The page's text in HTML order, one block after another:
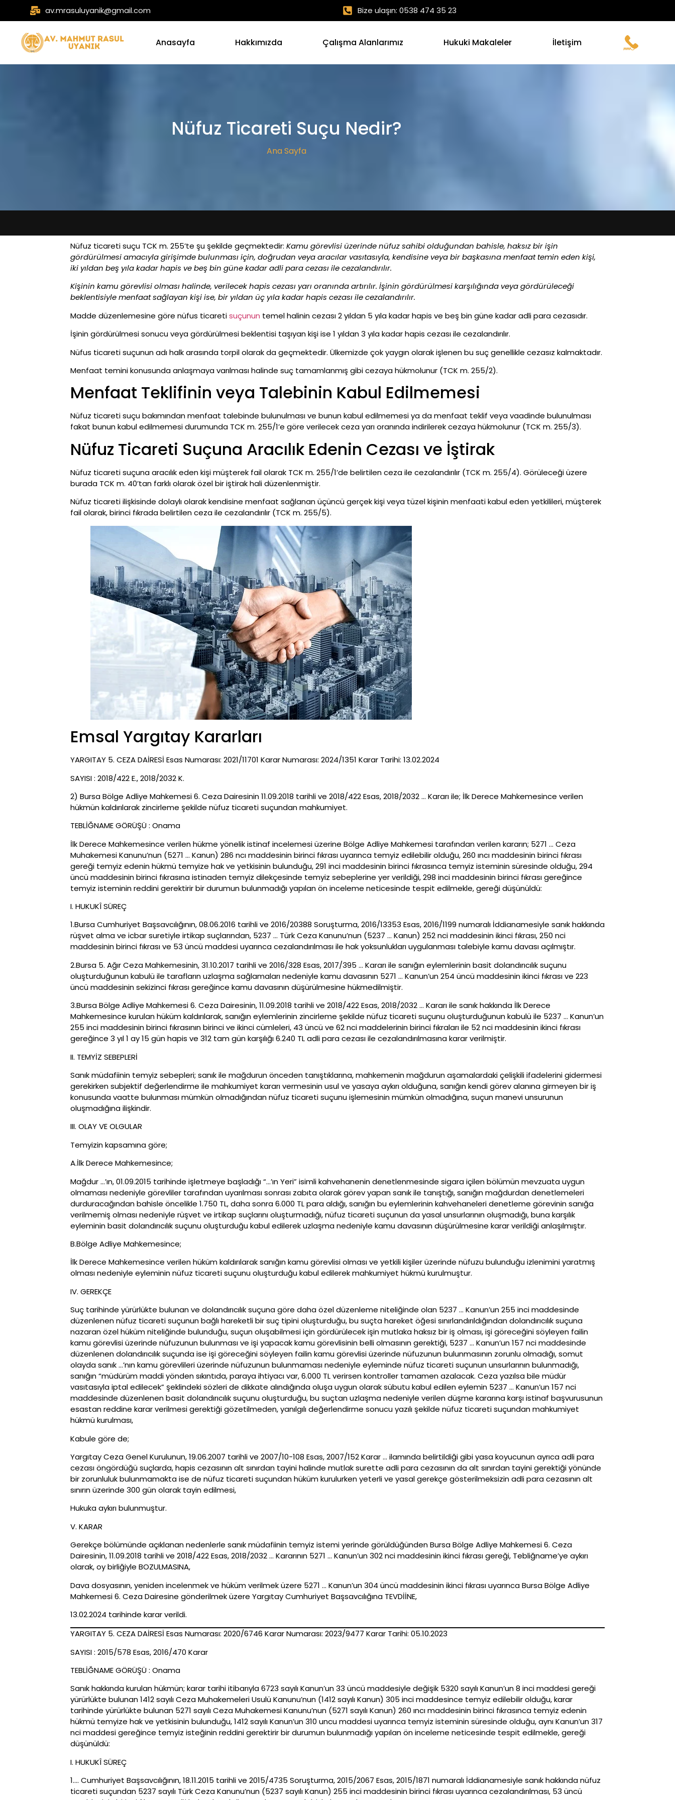
av.mrasuluyanik@gmail.com Bize ulaşın: 0538 474 35 23
Anasayfa Hakkımızda Çalışma Alanlarımız Hukuki Makaleler İletişim
Nüfuz Ticareti Suçu Nedir?
Ana Sayfa
Nüfuz ticareti suçu TCK m. 255’te şu şekilde geçmektedir: Kamu görevlisi üzerinde nüfuz sahibi olduğundan bahisle, haksız bir işin
gördürülmesi amacıyla girişimde bulunması için, doğrudan veya aracılar vasıtasıyla, kendisine veya bir başkasına menfaat temin eden kişi,
iki yıldan beş yıla kadar hapis ve beş bin güne kadar adli para cezası ile cezalandırılır.
Kişinin kamu görevlisi olması halinde, verilecek hapis cezası yarı oranında artırılır. İşinin gördürülmesi karşılığında veya gördürüleceği
beklentisiyle menfaat sağlayan kişi ise, bir yıldan üç yıla kadar hapis cezası ile cezalandırılır.
Madde düzenlemesine göre nüfus ticaretisuçunun temel halinin cezası 2 yıldan 5 yıla kadar hapis ve beş bin güne kadar adli para cezasıdır.
İşinin gördürülmesi sonucu veya gördürülmesi beklentisi taşıyan kişi ise 1 yıldan 3 yıla kadar hapis cezası ile cezalandırılır.
Nüfus ticareti suçunun adı halk arasında torpil olarak da geçmektedir. Ülkemizde çok yaygın olarak işlenen bu suç genellikle cezasız kalmaktadır.
Menfaat temini konusunda anlaşmaya varılması halinde suç tamamlanmış gibi cezaya hükmolunur (TCK m. 255/2).
Menfaat Teklifinin veya Talebinin Kabul Edilmemesi
Nüfuz ticareti suçu bakımından menfaat talebinde bulunulması ve bunun kabul edilmemesi ya da menfaat teklif veya vaadinde bulunulması
fakat bunun kabul edilmemesi durumunda TCK m. 255/1’e göre verilecek ceza yarı oranında indirilerek cezaya hükmolunur (TCK m. 255/3).
Nüfuz Ticareti Suçuna Aracılık Edenin Cezası ve İştirak
Nüfuz ticareti suçuna aracılık eden kişi müşterek fail olarak TCK m. 255/1’de belirtilen ceza ile cezalandırılır (TCK m. 255/4). Görüleceği üzere
burada TCK m. 40’tan farklı olarak özel bir iştirak hali düzenlenmiştir.
Nüfuz ticareti ilişkisinde dolaylı olarak kendisine menfaat sağlanan üçüncü gerçek kişi veya tüzel kişinin menfaati kabul eden yetkilileri, müşterek
fail olarak, birinci fıkrada belirtilen ceza ile cezalandırılır (TCK m. 255/5).
Emsal Yargıtay Kararları
YARGITAY 5. CEZA DAİRESİ Esas Numarası: 2021/11701 Karar Numarası: 2024/1351 Karar Tarihi: 13.02.2024
SAYISI : 2018/422 E., 2018/2032 K.
2) Bursa Bölge Adliye Mahkemesi 6. Ceza Dairesinin 11.09.2018 tarihli ve 2018/422 Esas, 2018/2032 … Kararı ile; İlk Derece Mahkemesince verilen
hükmün kaldırılarak zincirleme şekilde nüfuz ticareti suçundan mahkumiyet.
TEBLİĞNAME GÖRÜŞÜ : Onama
İlk Derece Mahkemesince verilen hükme yönelik istinaf incelemesi üzerine Bölge Adliye Mahkemesi tarafından verilen kararın; 5271 … Ceza
Muhakemesi Kanunu’nun (5271 … Kanun) 286 ncı maddesinin birinci fıkrası uyarınca temyiz edilebilir olduğu, 260 ıncı maddesinin birinci fıkrası
gereği temyiz edenin hükmü temyize hak ve yetkisinin bulunduğu, 291 inci maddesinin birinci fıkrasınca temyiz isteminin süresinde olduğu, 294
üncü maddesinin birinci fıkrasına istinaden temyiz dilekçesinde temyiz sebeplerine yer verildiği, 298 inci maddesinin birinci fıkrası gereğince
temyiz isteminin reddini gerektirir bir durumun bulunmadığı yapılan ön inceleme neticesinde tespit edilmekle, gereği düşünüldü:
I. HUKUKÎ SÜREÇ
1.Bursa Cumhuriyet Başsavcılığının, 08.06.2016 tarihli ve 2016/20388 Soruşturma, 2016/13353 Esas, 2016/1199 numaralı İddianamesiyle sanık hakkında
rüşvet alma ve icbar suretiyle irtikap suçlarından, 5237 … Türk Ceza Kanunu’nun (5237 … Kanun) 252 nci maddesinin ikinci fıkrası, 250 nci
maddesinin birinci fıkrası ve 53 üncü maddesi uyarınca cezalandırılması ile hak yoksunlukları uygulanması talebiyle kamu davası açılmıştır.
2.Bursa 5. Ağır Ceza Mahkemesinin, 31.10.2017 tarihli ve 2016/328 Esas, 2017/395 … Kararı ile sanığın eylemlerinin basit dolandırıcılık suçunu
oluşturduğunun kabulü ile tarafların uzlaşma sağlamaları nedeniyle kamu davasının 5271 … Kanun’un 254 üncü maddesinin ikinci fıkrası ve 223
üncü maddesinin sekizinci fıkrası gereğince kamu davasının düşürülmesine hükmedilmiştir.
3.Bursa Bölge Adliye Mahkemesi 6. Ceza Dairesinin, 11.09.2018 tarihli ve 2018/422 Esas, 2018/2032 … Kararı ile sanık hakkında İlk Derece
Mahkemesince kurulan hüküm kaldırılarak, sanığın eylemlerinin zincirleme şekilde nüfuz ticareti suçunu oluşturduğunun kabulü ile 5237 … Kanun’un
255 inci maddesinin birinci fıkrasının birinci ve ikinci cümleleri, 43 üncü ve 62 nci maddelerinin birinci fıkraları ile 52 nci maddesinin ikinci fıkrası
gereğince 3 yıl 1 ay 15 gün hapis ve 312 tam gün karşılığı 6.240 TL adli para cezası ile cezalandırılmasına karar verilmiştir.
II. TEMYİZ SEBEPLERİ
Sanık müdafiinin temyiz sebepleri; sanık ile mağdurun önceden tanıştıklarına, mahkemenin mağdurun aşamalardaki çelişkili ifadelerini gidermesi
gerekirken subjektif değerlendirme ile mahkumiyet kararı vermesinin usul ve yasaya aykırı olduğuna, sanığın kendi görev alanına girmeyen bir iş
konusunda vaatte bulunması mümkün olmadığından nüfuz ticareti suçunu işlemesinin mümkün olmadığına, suçun manevi unsurunun
oluşmadığına ilişkindir.
III. OLAY VE OLGULAR
Temyizin kapsamına göre;
A.İlk Derece Mahkemesince;
Mağdur …’ın, 01.09.2015 tarihinde işletmeye başladığı “…’ın Yeri” isimli kahvehanenin denetlenmesinde sigara içilen bölümün mevzuata uygun
olmaması nedeniyle görevliler tarafından uyarılması sonrası zabıta olarak görev yapan sanık ile tanıştığı, sanığın mağdurdan denetlemeleri
durduracağından bahisle öncelikle 1.750 TL, daha sonra 6.000 TL para aldığı, sanığın bu eylemlerinin kahvehaneleri denetleme görevinin sanığa
verilmemiş olması nedeniyle rüşvet ve irtikap suçlarını oluşturmadığı, nüfuz ticareti suçunun da yasal unsurlarının oluşmadığı, buna karşılık
eyleminin basit dolandırıcılık suçunu oluşturduğu kabul edilerek uzlaşma nedeniyle kamu davasının düşürülmesine karar verildiği anlaşılmıştır.
B.Bölge Adliye Mahkemesince;
İlk Derece Mahkemesince verilen hüküm kaldırılarak sanığın kamu görevlisi olması ve yetkili kişiler üzerinde nüfuzu bulunduğu izlenimini yaratmış
olması nedeniyle eyleminin nüfuz ticareti suçunu oluşturduğu kabul edilerek mahkumiyet hükmü kurulmuştur.
IV. GEREKÇE
Suç tarihinde yürürlükte bulunan ve dolandırıcılık suçuna göre daha özel düzenleme niteliğinde olan 5237 … Kanun’un 255 inci maddesinde
düzenlenen nüfuz ticareti suçunun bağlı hareketli bir suç tipini oluşturduğu, bu suçta hareket öğesi sınırlandırıldığından dolandırıcılık suçuna
nazaran özel hüküm niteliğinde bulunduğu, suçun oluşabilmesi için gördürülecek işin mutlaka haksız bir iş olması, işi göreceğini söyleyen failin
kamu görevlisi üzerinde nüfuzunun bulunması ve işi yapacak kamu görevlisinin belli olmasının gerektiği, 5237 … Kanun’un 157 nci maddesinde
düzenlenen dolandırıcılık suçunda ise işi göreceğini söyleyen failin kamu görevlisi üzerinde nüfuzunun bulunmasının zorunlu olmadığı, somut
olayda sanık …’nın kamu görevlileri üzerinde nüfuzunun bulunmaması nedeniyle eyleminde nüfuz ticareti suçunun unsurlarının bulunmadığı,
sanığın “müdürüm maddi yönden sıkıntıda, paraya ihtiyacı var, 6.000 TL verirsen kontroller tamamen azalacak. Ceza yazılsa bile müdür
vasıtasıyla iptal edilecek” şeklindeki sözleri de dikkate alındığında oluşa uygun olarak sübutu kabul edilen eylemin 5237 … Kanun’un 157 nci
maddesinde düzenlenen basit dolandırıcılık suçunu oluşturduğu, bu suçtan uzlaşma nedeniyle verilen düşme kararına karşı istinaf başvurusunun
esastan reddine karar verilmesi gerektiği gözetilmeden, yanılgılı değerlendirme sonucu yazılı şekilde nüfuz ticareti suçundan mahkumiyet
hükmü kurulması,
Kabule göre de;
Yargıtay Ceza Genel Kurulunun, 19.06.2007 tarihli ve 2007/10-108 Esas, 2007/152 Karar … ilamında belirtildiği gibi yasa koyucunun ayrıca adli para
cezası öngördüğü suçlarda, hapis cezasının alt sınırdan tayini halinde mutlak surette adli para cezasının da alt sınırdan tayini gerektiği yönünde
bir zorunluluk bulunmamakta ise de nüfuz ticareti suçundan hüküm kurulurken yeterli ve yasal gerekçe gösterilmeksizin adli para cezasının alt
sınırın üzerinde 300 gün olarak tayin edilmesi,
Hukuka aykırı bulunmuştur.
V. KARAR
Gerekçe bölümünde açıklanan nedenlerle sanık müdafiinin temyiz istemi yerinde görüldüğünden Bursa Bölge Adliye Mahkemesi 6. Ceza
Dairesinin, 11.09.2018 tarihli ve 2018/422 Esas, 2018/2032 … Kararının 5271 … Kanun’un 302 nci maddesinin ikinci fıkrası gereği, Tebliğname’ye aykırı
olarak, oy birliğiyle BOZULMASINA,
Dava dosyasının, yeniden incelenmek ve hüküm verilmek üzere 5271 … Kanun’un 304 üncü maddesinin ikinci fıkrası uyarınca Bursa Bölge Adliye
Mahkemesi 6. Ceza Dairesine gönderilmek üzere Yargıtay Cumhuriyet Başsavcılığına TEVDİİNE,
13.02.2024 tarihinde karar verildi.
YARGITAY 5. CEZA DAİRESİ Esas Numarası: 2020/6746 Karar Numarası: 2023/9477 Karar Tarihi: 05.10.2023
SAYISI : 2015/578 Esas, 2016/470 Karar
TEBLİĞNAME GÖRÜŞÜ : Onama
Sanık hakkında kurulan hükmün; karar tarihi itibarıyla 6723 sayılı Kanun’un 33 üncü maddesiyle değişik 5320 sayılı Kanun’un 8 inci maddesi gereği
yürürlükte bulunan 1412 sayılı Ceza Muhakemeleri Usulü Kanunu’nun (1412 sayılı Kanun) 305 inci maddesince temyiz edilebilir olduğu, karar
tarihinde yürürlükte bulunan 5271 sayılı Ceza Muhakemesi Kanunu’nun (5271 sayılı Kanun) 260 ıncı maddesinin birinci fıkrasınca temyiz edenin
hükmü temyize hak ve yetkisinin bulunduğu, 1412 sayılı Kanun’un 310 uncu maddesi uyarınca temyiz isteminin süresinde olduğu, aynı Kanun’un 317
nci maddesi gereğince temyiz isteğinin reddini gerektirir bir durumun bulunmadığı yapılan ön inceleme neticesinde tespit edilmekle, gereği
düşünüldü:
I. HUKUKÎ SÜREÇ
1…. Cumhuriyet Başsavcılığının, 18.11.2015 tarihli ve 2015/4735 Soruşturma, 2015/2067 Esas, 2015/1871 numaralı İddianamesiyle sanık hakkında nüfuz
ticareti suçundan 5237 sayılı Türk Ceza Kanunu’nun (5237 sayılı Kanun) 255 inci maddesinin birinci fıkrası uyarınca cezalandırılması, 53 üncü